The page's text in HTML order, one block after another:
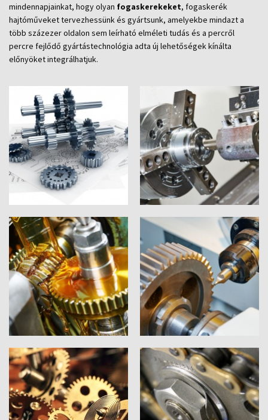
mindennapjainkat, hogy olyan fogaskerekeket, fogaskerék
hajtóműveket tervezhessünk és gyártsunk, amelyekbe mindazt a
több százezer oldalon sem leírható elméleti tudás és a percről
percre fejlődő gyártástechnológia adta új lehetőségek kínálta
előnyöket integrálhatjuk.